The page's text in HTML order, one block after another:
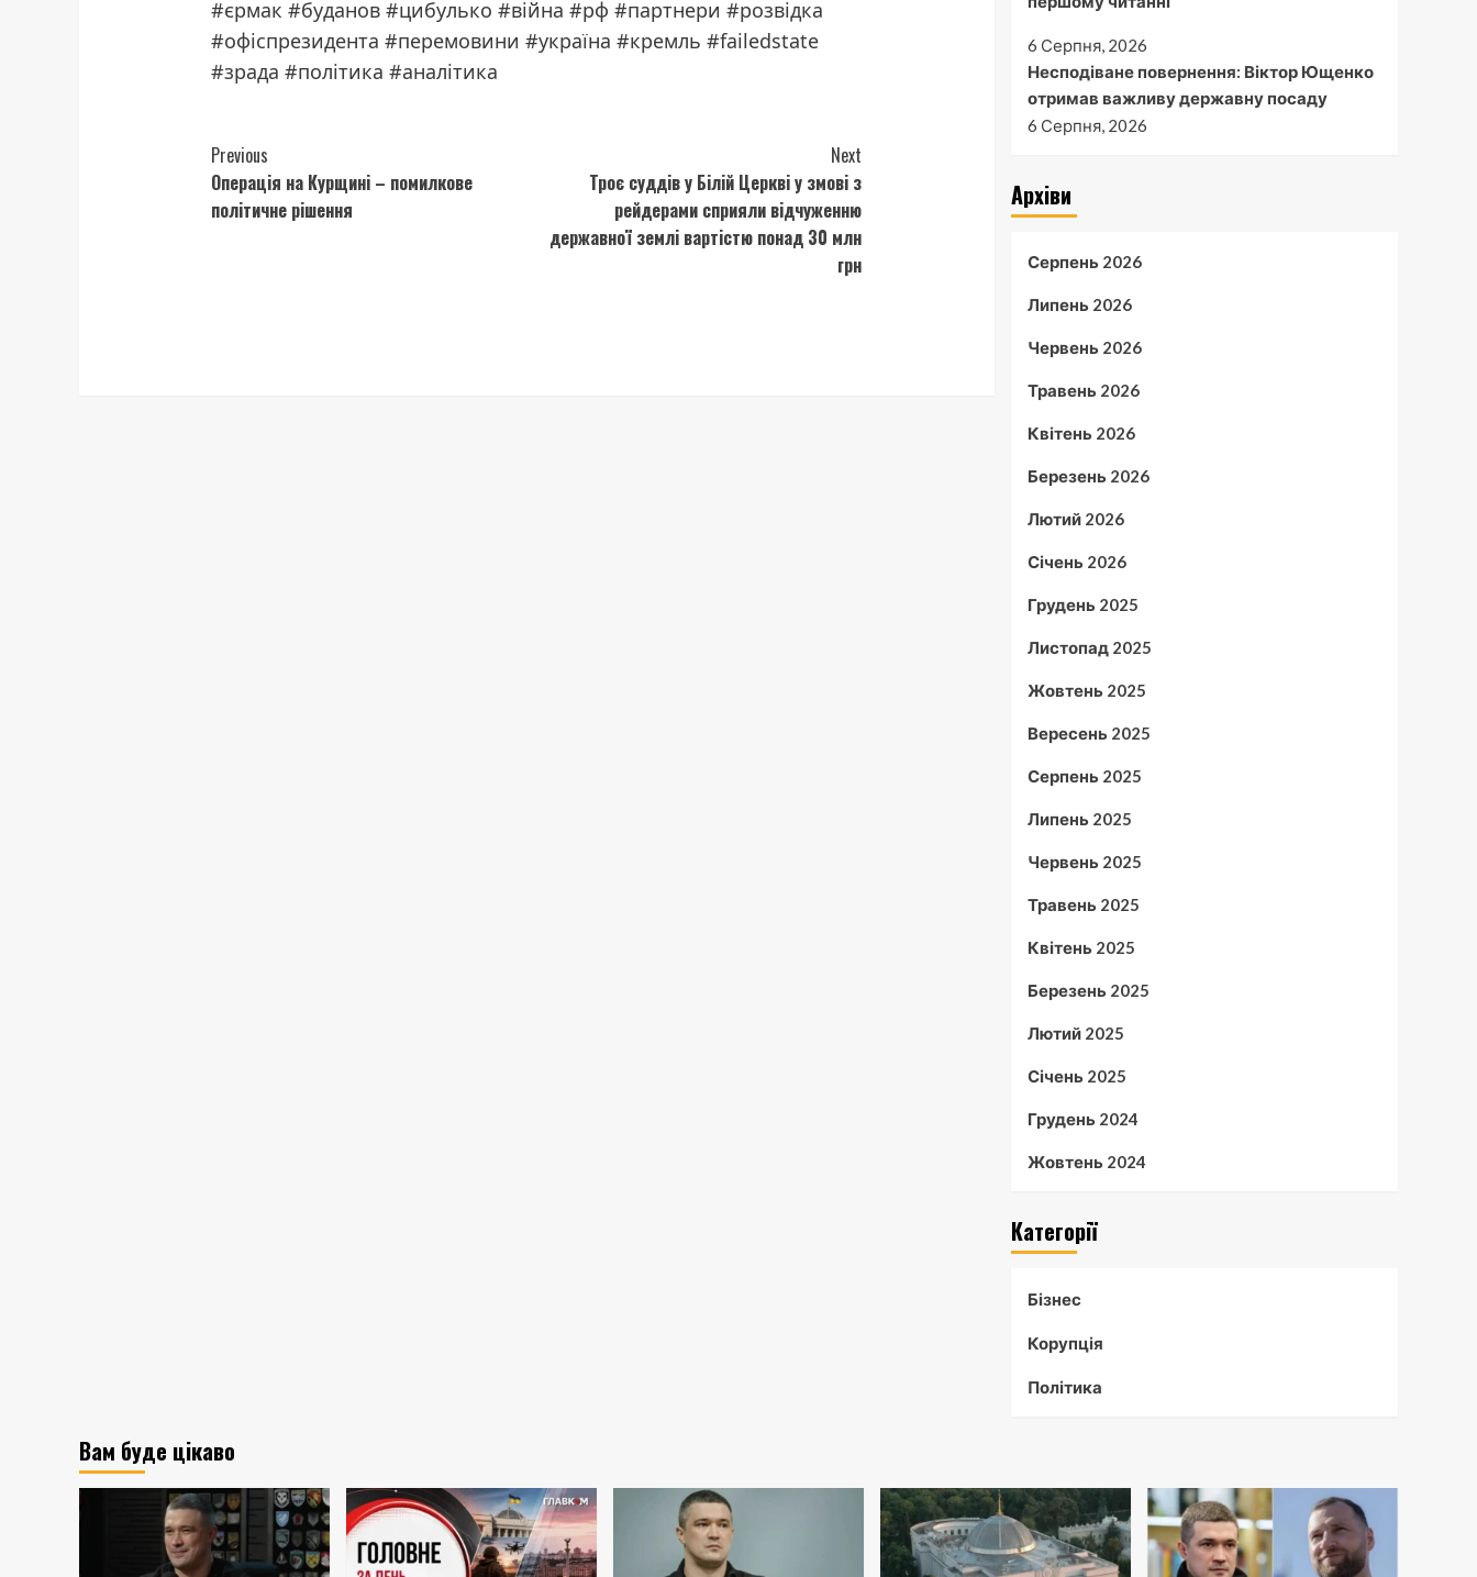
#єрмак #буданов #цибулько #війна #рф #партнери #розвідка
#офіспрезидента #перемовини #україна #кремль #failedstate
#зрада #політика #аналітика
Continue
Reading
Previous
Операція на Курщині – помилкове
політичне рішення
Next
Троє суддів у Білій Церкві у змові з
рейдерами сприяли відчуженню
державної землі вартістю понад 30 млн
грн
6 Серпня, 2026
Несподіване повернення: Віктор Ющенко
отримав важливу державну посаду
6 Серпня, 2026
Архіви
Серпень 2026
Липень 2026
Червень 2026
Травень 2026
Квітень 2026
Березень 2026
Лютий 2026
Січень 2026
Грудень 2025
Листопад 2025
Жовтень 2025
Вересень 2025
Серпень 2025
Липень 2025
Червень 2025
Травень 2025
Квітень 2025
Березень 2025
Лютий 2025
Січень 2025
Грудень 2024
Жовтень 2024
Категорії
Бізнес
Корупція
Політика
Вам буде цікаво